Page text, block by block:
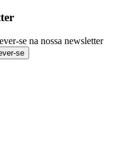
se na nossa newsletter
se